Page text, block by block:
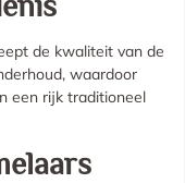
de kwaliteit van de
waardoor
een rijk traditioneel